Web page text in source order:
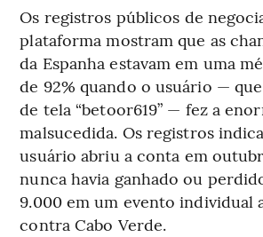
Os registros públicos de
plataforma mostram que as
da Espanha estavam em uma
de 92% quando o usuário —
de tela “betoor619” — fez a
malsucedida. Os registros
usuário abriu a conta em
nunca havia ganhado ou
9.000 em um evento individual
contra Cabo Verde.